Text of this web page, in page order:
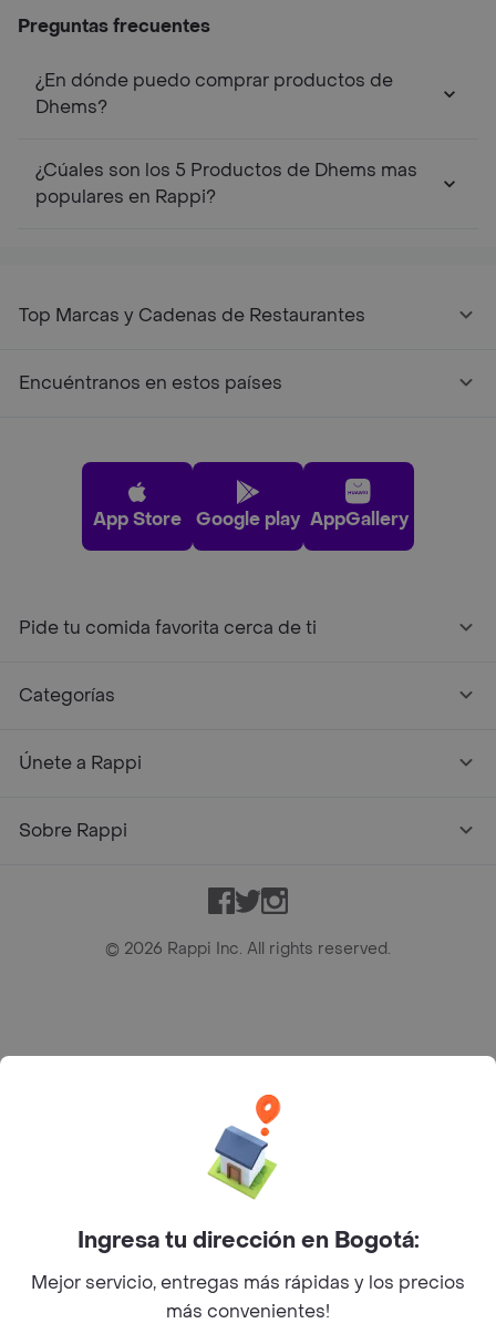
Preguntas frecuentes
¿En dónde puedo comprar productos de
Dhems?
¿Cúales son los 5 Productos de Dhems mas
populares en Rappi?
Top Marcas y Cadenas de Restaurantes
Encuéntranos en estos países
App Store Google play AppGallery
Pide tu comida favorita cerca de ti
Categorías
Únete a Rappi
Sobre Rappi
Facebook
TwitterInstagram
© 2026 Rappi Inc. All rights reserved.
Bogotá D.C. --- notificacionesrappi@rappi.com
Ingresa tu dirección en Bogotá:
Mejor servicio, entregas más rápidas y los precios
más convenientes!